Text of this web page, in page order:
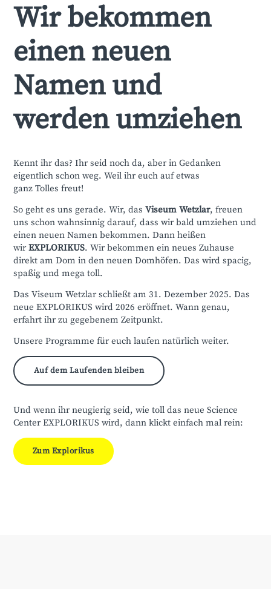
Wir bekommen
einen neuen
Namen und
werden umziehen
Kennt ihr das? Ihr seid noch da, aber in Gedanken
eigentlich schon weg. Weil ihr euch auf etwas
ganz Tolles freut!
So geht es uns gerade. Wir, das ViseumWetzlar, freuen
uns schon wahnsinnig darauf, dass wir bald umziehen und
einen neuen Namen bekommen. Dann heißen
wirEXPLORIKUS. Wir bekommen ein neues Zuhause
direkt am Dom in den neuen Domhöfen. Das wird spacig,
spaßig und mega toll.
Das Viseum Wetzlar schließt am 31. Dezember 2025. Das
neue EXPLORIKUS wird 2026 eröffnet. Wann genau,
erfahrt ihr zu gegebenem Zeitpunkt.
Unsere Programme für euch laufen natürlich weiter.
Auf dem Laufenden bleiben
Und wenn ihr neugierig seid, wie toll das neue Science
Center EXPLORIKUS wird, dann klickt einfach mal rein:
Zum Explorikus